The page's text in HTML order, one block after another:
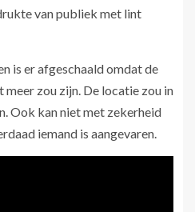
van publiek met lint
is er afgeschaald omdat de
zou zijn. De locatie zou in
Ook kan niet met zekerheid
iemand is aangevaren.